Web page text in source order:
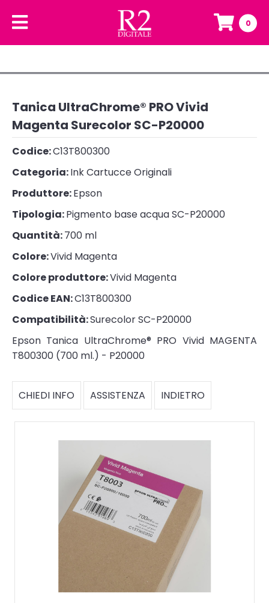
0
Tanica UltraChrome® PRO Vivid
Magenta Surecolor SC-P20000
Codice:C13T800300
Categoria:Ink Cartucce Originali
Produttore:Epson
Tipologia:Pigmento base acqua SC-P20000
Quantità:700 ml
Colore:Vivid Magenta
Colore produttore:Vivid Magenta
Codice EAN:C13T800300
Compatibilità:Surecolor SC-P20000
Epson Tanica UltraChrome® PRO Vivid MAGENTA
T800300 (700 ml.) - P20000
CHIEDI INFO ASSISTENZA INDIETRO